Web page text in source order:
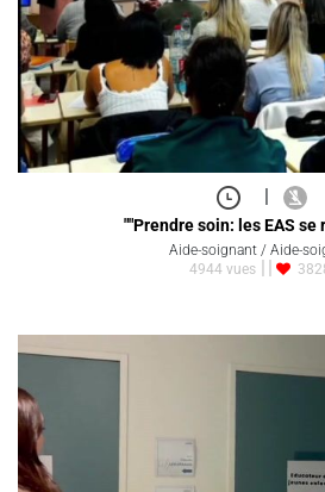
|
""Prendre soin: les EAS
Aide-soignant / Aide-
4944 vues